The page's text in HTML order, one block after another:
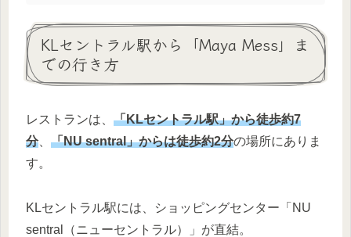
KLセントラル駅から「Maya Mess」ま
での行き方
レストランは、 「KLセントラル駅」から徒歩約7
分、 「NU sentral」からは徒歩約2分の場所にありま
す。
KLセントラル駅には、ショッピングセンター「NU
sentral（ニューセントラル）」が直結。